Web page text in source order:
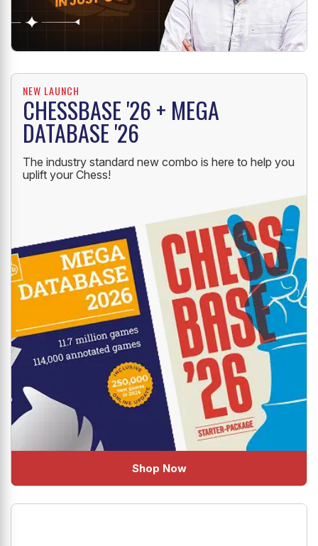
NEW LAUNCH
CHESSBASE '26 + MEGA
DATABASE '26
The industry standard new combo is here to help you
uplift your Chess!
Shop Now